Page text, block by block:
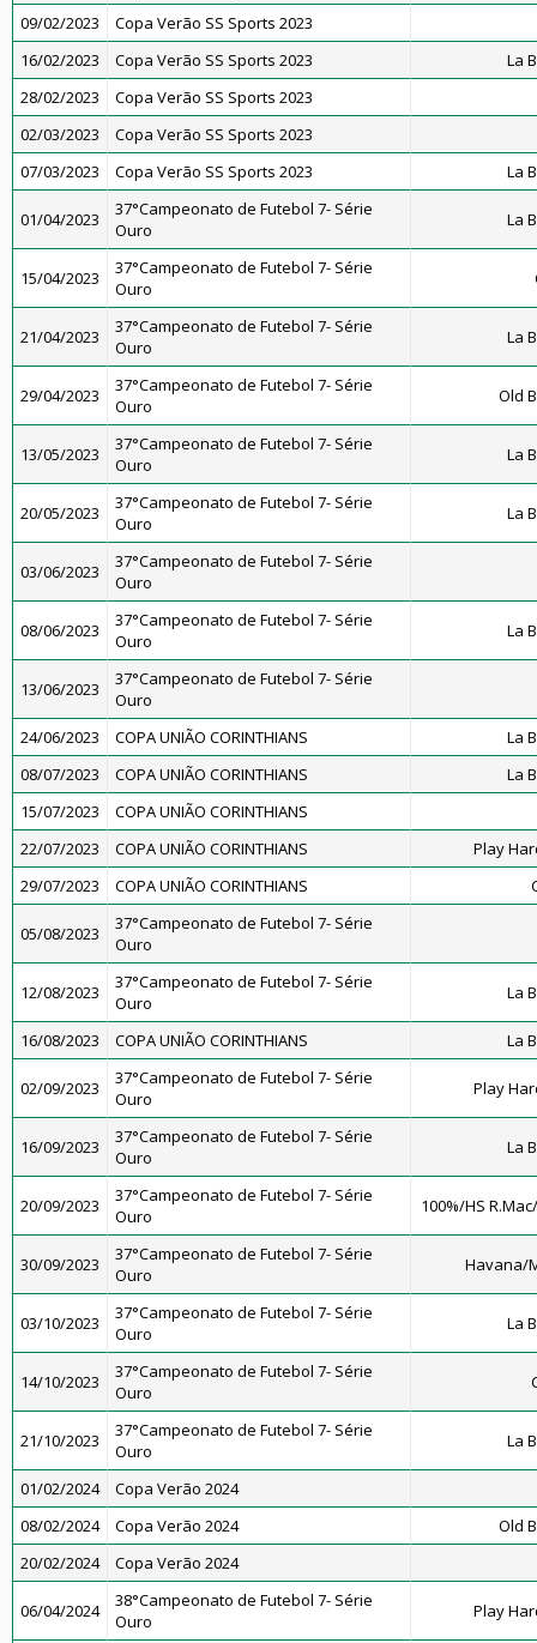
09/02/2023
Copa Verão SS Sports 2023
16/02/2023
Copa Verão SS Sports 2023
La
28/02/2023
Copa Verão SS Sports 2023
02/03/2023
Copa Verão SS Sports 2023
07/03/2023
Copa Verão SS Sports 2023 La
01/04/2023
37°Campeonato de Futebol 7- Série
Ouro
La
15/04/2023
37°Campeonato de Futebol 7- Série
Ouro
21/04/2023
37°Campeonato de Futebol 7- Série
Ouro
La
29/04/2023
37°Campeonato de Futebol 7- Série
Ouro
Old
13/05/2023
37°Campeonato de Futebol 7- Série
Ouro
La
20/05/2023
37°Campeonato de Futebol 7- Série
Ouro
La
03/06/2023
37°Campeonato de Futebol 7- Série
Ouro
08/06/2023
37°Campeonato de Futebol 7- Série
Ouro
La
13/06/2023
37°Campeonato de Futebol 7- Série
Ouro
24/06/2023
COPA UNIÃO CORINTHIANS
La
08/07/2023
COPA UNIÃO CORINTHIANS
La
15/07/2023
COPA UNIÃO CORINTHIANS
22/07/2023
COPA UNIÃO CORINTHIANS
Play
29/07/2023
COPA UNIÃO CORINTHIANS
05/08/2023
37°Campeonato de Futebol 7- Série
Ouro
12/08/2023
37°Campeonato de Futebol 7- Série
Ouro
La
16/08/2023 COPA UNIÃO CORINTHIANS La
02/09/2023
37°Campeonato de Futebol 7- Série
Ouro
Play
16/09/2023
37°Campeonato de Futebol 7- Série
Ouro
La
20/09/2023
37°Campeonato de Futebol 7- Série
Ouro
100%/HS
30/09/2023
37°Campeonato de Futebol 7- Série
Ouro
Havana/
03/10/2023
37°Campeonato de Futebol 7- Série
Ouro
La
14/10/2023
37°Campeonato de Futebol 7- Série
Ouro
21/10/2023
37°Campeonato de Futebol 7- Série
Ouro
La
01/02/2024
Copa Verão 2024
08/02/2024
Copa Verão 2024
Old
20/02/2024
Copa Verão 2024
06/04/2024
38°Campeonato de Futebol 7- Série
Ouro
Play